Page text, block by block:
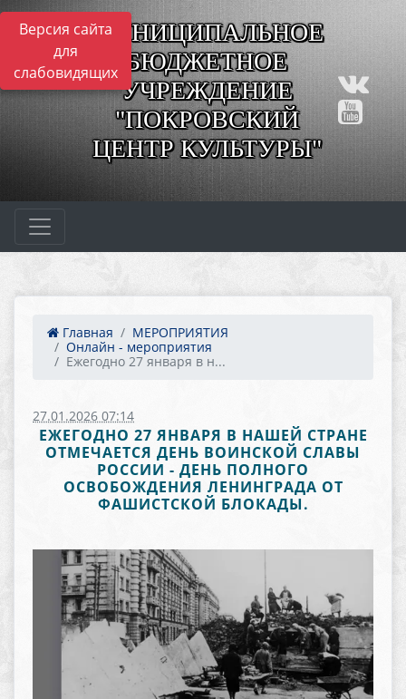
Версия сайта
для
слабовидящих
МУНИЦИПАЛЬНОЕ
БЮДЖЕТНОЕ
УЧРЕЖДЕНИЕ
"ПОКРОВСКИЙ
ЦЕНТР КУЛЬТУРЫ"
Главная
МЕРОПРИЯТИЯ
Онлайн - мероприятия
Ежегодно 27 января в н...
27.01.2026 07:14
ЕЖЕГОДНО 27 ЯНВАРЯ В НАШЕЙ СТРАНЕ
ОТМЕЧАЕТСЯ ДЕНЬ ВОИНСКОЙ СЛАВЫ
РОССИИ - ДЕНЬ ПОЛНОГО
ОСВОБОЖДЕНИЯ ЛЕНИНГРАДА ОТ
ФАШИСТСКОЙ БЛОКАДЫ.